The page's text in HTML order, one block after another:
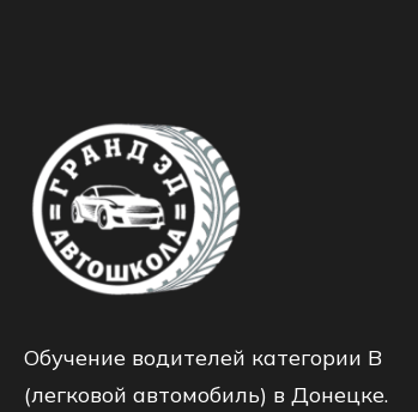
Обучение водителей категории B
(легковой автомобиль) в Донецке.